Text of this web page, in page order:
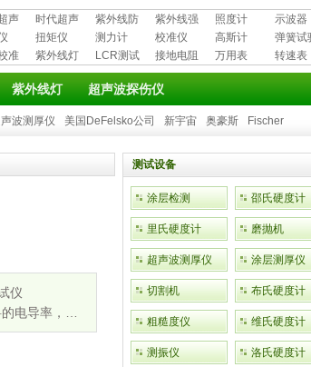
声
伤
时代超声
波探伤仪
紫外线防
护用品
紫外线强
度计
照度计
示波器
扭矩仪 测力计 校准仪 高斯计
弹簧试
机
准
紫外线灯
LCR测试
仪
接地电阻
测试仪
万用表 转速表
紫外线灯 超声波探伤仪
波测厚仪 美国DeFelsko公司 新宇宙 奥豪斯 Fischer
仪
电导率，测
测试设备
涂层检测 邵氏硬度计
里氏硬度计 磨抛机
超声波测厚仪 涂层测厚仪
切割机 布氏硬度计
粗糙度仪 维氏硬度计
测振仪 洛氏硬度计